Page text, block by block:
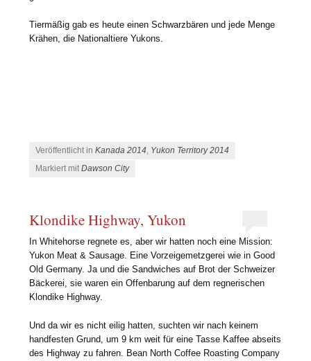
Tiermäßig gab es heute einen Schwarzbären und jede Menge
Krähen, die Nationaltiere Yukons.
Veröffentlicht inKanada 2014, Yukon Territory 2014
Markiert mitDawson City
Klondike Highway, Yukon
In Whitehorse regnete es, aber wir hatten noch eine Mission:
Yukon Meat & Sausage. Eine Vorzeigemetzgerei wie in Good
Old Germany. Ja und die Sandwiches auf Brot der Schweizer
Bäckerei, sie waren ein Offenbarung auf dem regnerischen
Klondike Highway.
Und da wir es nicht eilig hatten, suchten wir nach keinem
handfesten Grund, um 9 km weit für eine Tasse Kaffee abseits
des Highway zu fahren. Bean North Coffee Roasting Company